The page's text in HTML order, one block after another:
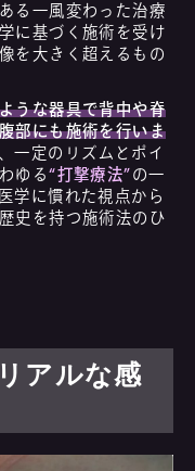
る一風変わった治療
に基づく施術を受け
を大きく超えるもの
うな器具で背中や脊
部にも施術を行いま
一定のリズムとポイ
ゆる“打撃療法” の一
学に慣れた視点から
史を持つ施術法のひ
アルな感